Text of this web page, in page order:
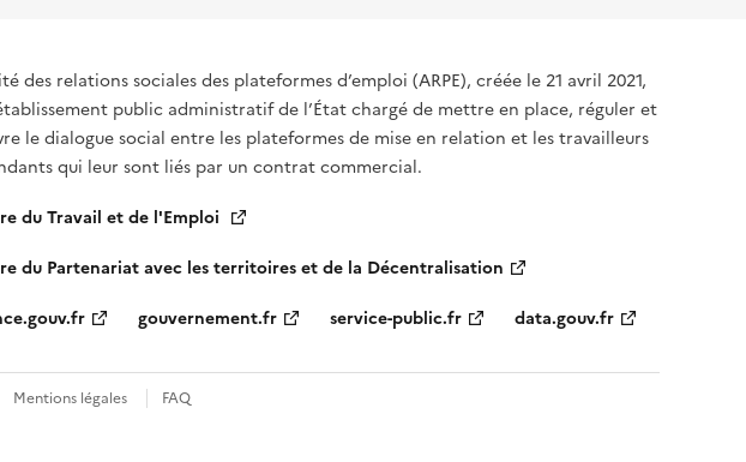
des relations sociales des plateformes d’emploi (ARPE), créée le 21 avril 2021,
public administratif de l’État chargé de mettre en place, réguler et
le dialogue social entre les plateformes de mise en relation et les travailleurs
qui leur sont liés par un contrat commercial.
du Travail et de l'Emploi
du Partenariat avec les territoires et de la Décentralisation
gouvernement.fr service-public.fr data.gouv.fr
Mentions légales FAQ